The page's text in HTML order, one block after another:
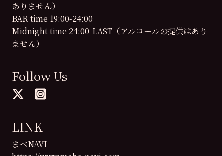
ありません）
BAR time 19:00-24:00
Midnight time 24:00-LAST（アルコールの提供はあり
ません）
Follow Us
LINK
まべNAVI